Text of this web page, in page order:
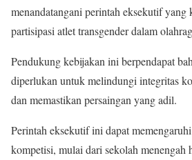
menandatangani perintah eksekutif yang
partisipasi atlet transgender dalam
Pendukung kebijakan ini berpendapat
diperlukan untuk melindungi integritas
dan memastikan persaingan yang adil.
Perintah eksekutif ini dapat
kompetisi, mulai dari sekolah menengah